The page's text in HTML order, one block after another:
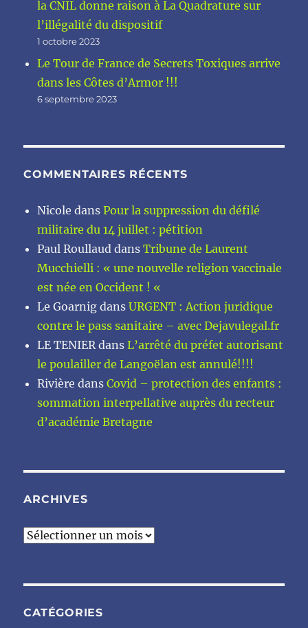
la CNIL donne raison à La Quadrature sur
l’illégalité du dispositif
1 octobre 2023
Le Tour de France de Secrets Toxiques arrive
dans les Côtes d’Armor !!!
6 septembre 2023
COMMENTAIRES RÉCENTS
Nicole dansPour la suppression du défilé
militaire du 14 juillet : pétition
Paul Roullaud dansTribune de Laurent
Mucchielli : « une nouvelle religion vaccinale
est née en Occident ! «
Le Goarnig dansURGENT : Action juridique
contre le pass sanitaire – avec Dejavulegal.fr
LE TENIERdansL’arrêté du préfet autorisant
le poulailler de Langoëlan est annulé!!!!
Rivière dansCovid – protection des enfants :
sommation interpellative auprès du recteur
d’académie Bretagne
ARCHIVES
Archives
CATÉGORIES